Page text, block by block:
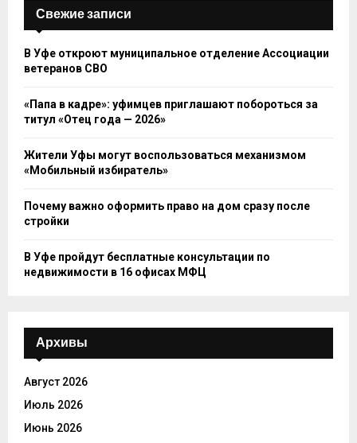
Свежие записи
В Уфе откроют муниципальное отделение Ассоциации
ветеранов СВО
«Папа в кадре»: уфимцев приглашают побороться за
титул «Отец года — 2026»
Жители Уфы могут воспользоваться механизмом
«Мобильный избиратель»
Почему важно оформить право на дом сразу после
стройки
В Уфе пройдут бесплатные консультации по
недвижимости в 16 офисах МФЦ
Архивы
Август 2026
Июль 2026
Июнь 2026